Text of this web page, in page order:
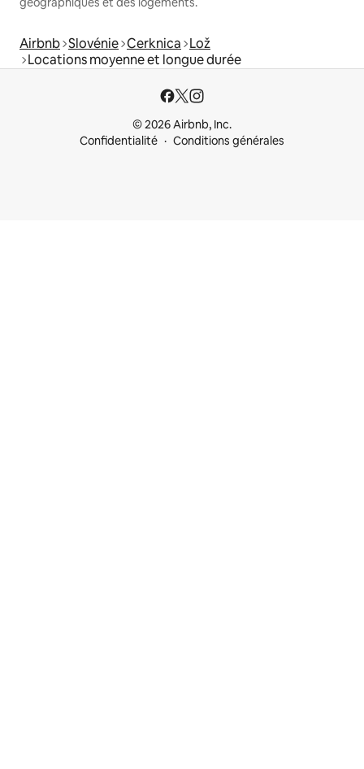
Airbnb Slovénie Cerknica Lož
Locations moyenne et longue durée
© 2026 Airbnb, Inc.
Confidentialité
Conditions générales